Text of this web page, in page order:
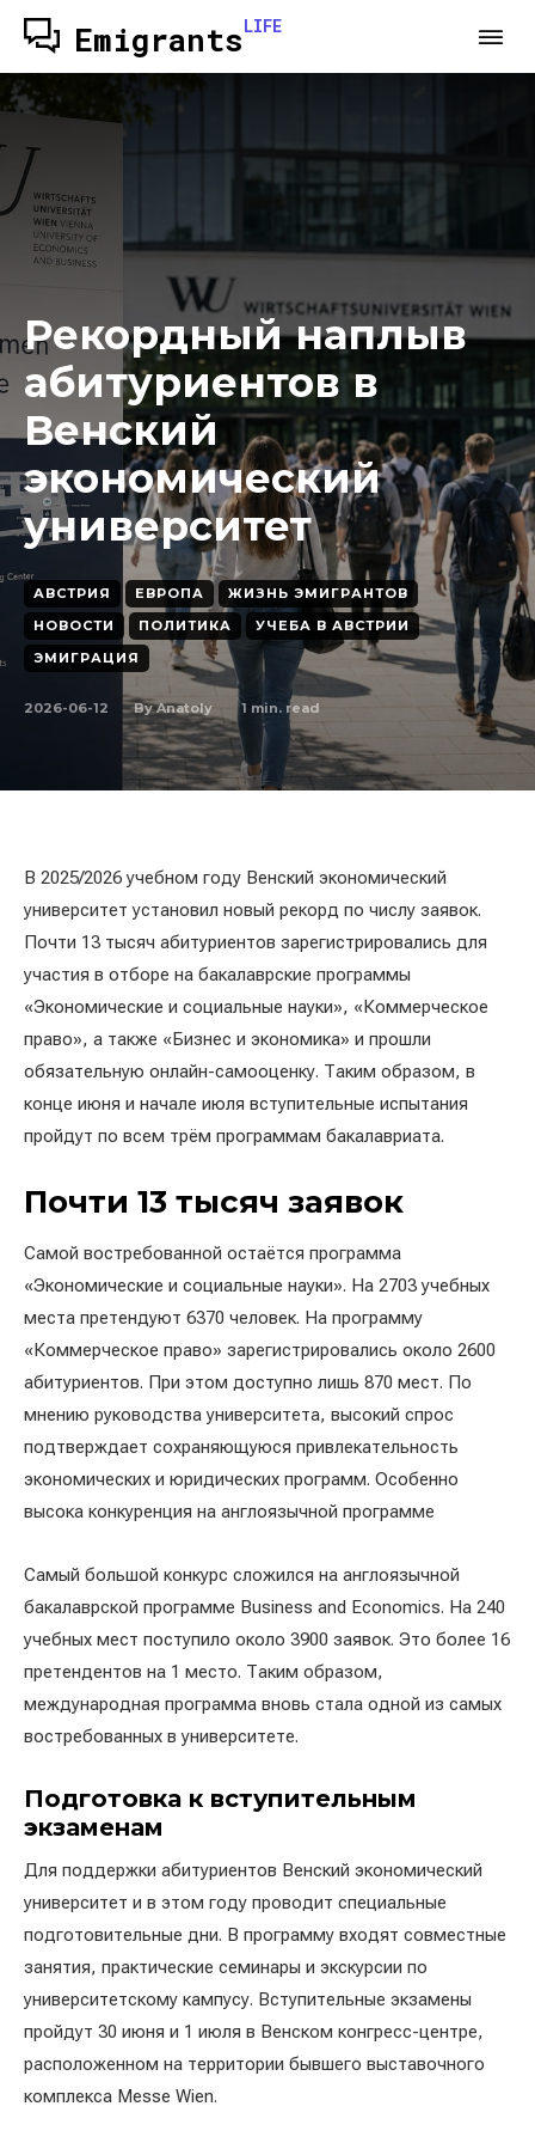
EmigrantsLIFE
Рекордный наплыв
абитуриентов в
Венский
экономический
университет
АВСТРИЯ ЕВРОПА
ЖИЗНЬ ЭМИГРАНТОВ
НОВОСТИ
ПОЛИТИКА
УЧЕБА В АВСТРИИ
ЭМИГРАЦИЯ
2026-06-12 By Anatoly 1 min. read
В 2025/2026 учебном году Венский экономический
университет установил новый рекорд по числу заявок.
Почти 13 тысяч абитуриентов зарегистрировались для
участия в отборе на бакалаврские программы
«Экономические и социальные науки», «Коммерческое
право», а также «Бизнес и экономика» и прошли
обязательную онлайн-самооценку. Таким образом, в
конце июня и начале июля вступительные испытания
пройдут по всем трём программам бакалавриата.
Почти 13 тысяч заявок
Самой востребованной остаётся программа
«Экономические и социальные науки». На 2703 учебных
места претендуют 6370 человек. На программу
«Коммерческое право» зарегистрировались около 2600
абитуриентов. При этом доступно лишь 870 мест. По
мнению руководства университета, высокий спрос
подтверждает сохраняющуюся привлекательность
экономических и юридических программ. Особенно
высока конкуренция на англоязычной программе
Самый большой конкурс сложился на англоязычной
бакалаврской программе Business and Economics. На 240
учебных мест поступило около 3900 заявок. Это более 16
претендентов на 1 место. Таким образом,
международная программа вновь стала одной из самых
востребованных в университете.
Подготовка к вступительным
экзаменам
Для поддержки абитуриентов Венский экономический
университет и в этом году проводит специальные
подготовительные дни. В программу входят совместные
занятия, практические семинары и экскурсии по
университетскому кампусу. Вступительные экзамены
пройдут 30 июня и 1 июля в Венском конгресс-центре,
расположенном на территории бывшего выставочного
комплекса Messe Wien.